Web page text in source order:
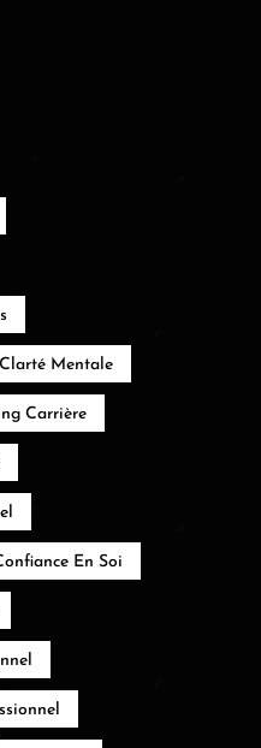
Clarté Mentale
Carrière
En Soi